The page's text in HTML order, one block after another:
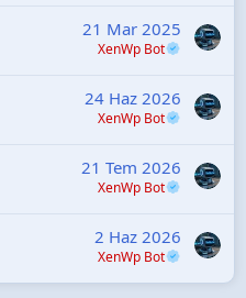
21 Mar 2025
XenWp Bot
24 Haz 2026
XenWp Bot
21 Tem 2026
XenWp Bot
2 Haz 2026
XenWp Bot